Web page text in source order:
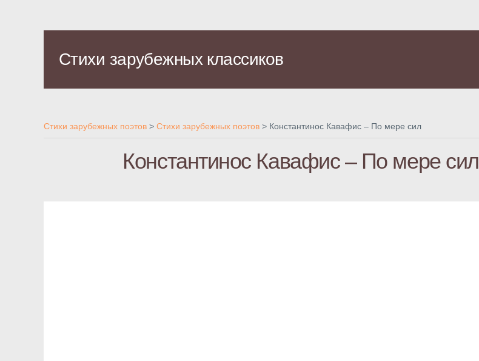
Стихи зарубежных классиков
Стихи зарубежных поэтов > Стихи зарубежных поэтов > Константинос Кавафис – По мере сил
Константинос Кавафис – По мере сил